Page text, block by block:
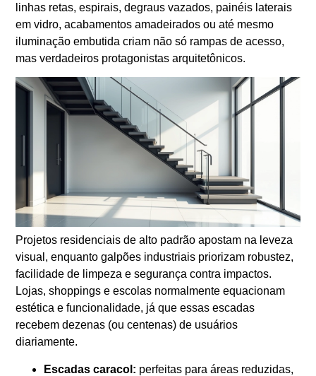
linhas retas, espirais, degraus vazados, painéis laterais
em vidro, acabamentos amadeirados ou até mesmo
iluminação embutida criam não só rampas de acesso,
mas verdadeiros protagonistas arquitetônicos.
Projetos residenciais de alto padrão apostam na leveza
visual, enquanto galpões industriais priorizam robustez,
facilidade de limpeza e segurança contra impactos.
Lojas, shoppings e escolas normalmente equacionam
estética e funcionalidade, já que essas escadas
recebem dezenas (ou centenas) de usuários
diariamente.
Escadas caracol: perfeitas para áreas reduzidas,